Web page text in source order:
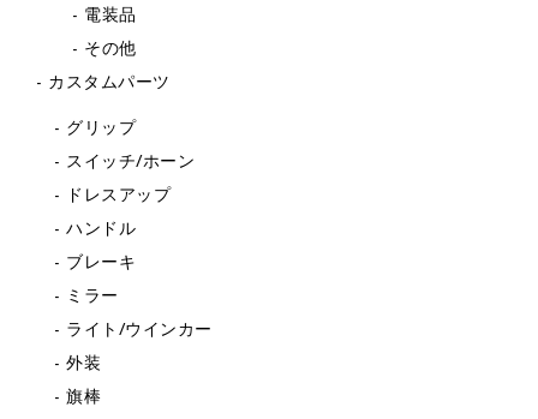
電装品
その他
カスタムパーツ
グリップ
スイッチ/ホーン
ドレスアップ
ハンドル
ブレーキ
ミラー
ライト/ウインカー
外装
旗棒